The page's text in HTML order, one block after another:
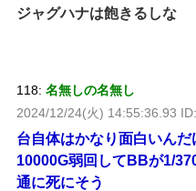
ジャグハナは飽きるしな
118: 名無しの名無し
2024/12/24(火) 14:55:36.93
台自体はかなり面白いんだ
10000G弱回してBBが1/
通に死にそう